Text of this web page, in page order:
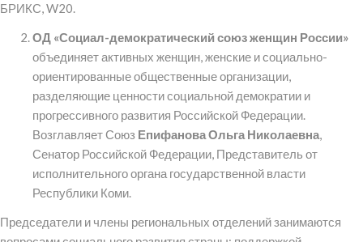
БРИКС, W20.
ОД «Социал-демократический союз женщин России»
объединяет активных женщин, женские и социально-
ориентированные общественные организации,
разделяющие ценности социальной демократии и
прогрессивного развития Российской Федерации.
Возглавляет Союз Епифанова Ольга Николаевна,
Сенатор Российской Федерации, Представитель от
исполнительного органа государственной власти
Республики Коми.
Председатели и члены региональных отделений занимаются